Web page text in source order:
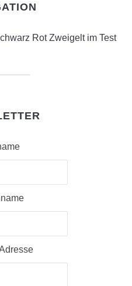
Rot Zweigelt im Test